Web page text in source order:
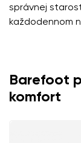
správnej
každodennom
Barefoot
komfort